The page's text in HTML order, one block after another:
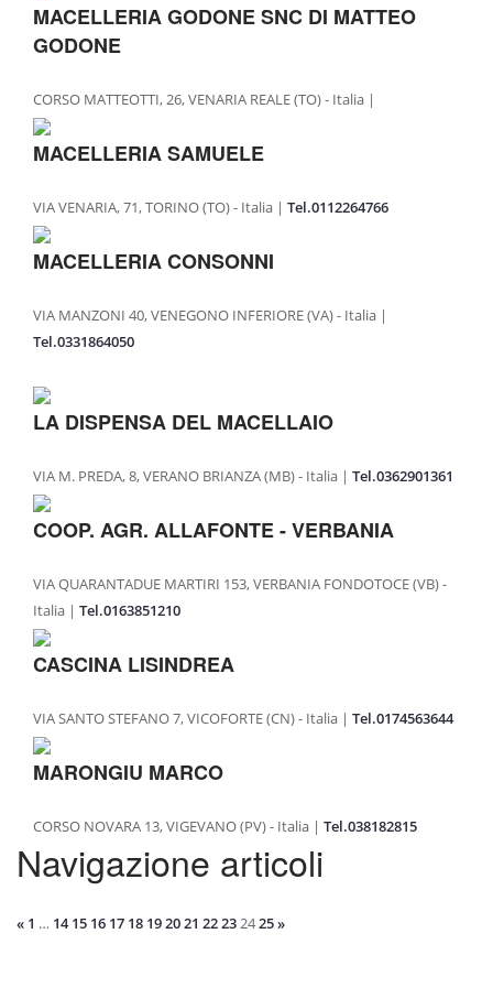
MACELLERIA GODONE SNC DI MATTEO
GODONE
CORSO MATTEOTTI, 26, VENARIA REALE (TO) - Italia |
MACELLERIA SAMUELE
VIA VENARIA, 71, TORINO (TO) - Italia | Tel.0112264766
MACELLERIA CONSONNI
VIA MANZONI 40, VENEGONO INFERIORE (VA) - Italia |
Tel.0331864050
LA DISPENSA DEL MACELLAIO
VIA M. PREDA, 8, VERANO BRIANZA (MB) - Italia | Tel.0362901361
COOP. AGR. ALLAFONTE - VERBANIA
VIA QUARANTADUE MARTIRI 153, VERBANIA FONDOTOCE (VB) -
Italia | Tel.0163851210
CASCINA LISINDREA
VIA SANTO STEFANO 7, VICOFORTE (CN) - Italia | Tel.0174563644
MARONGIU MARCO
CORSO NOVARA 13, VIGEVANO (PV) - Italia | Tel.038182815
Navigazione articoli
« 1 … 14 15 16 17 18 192021 2223 2425»